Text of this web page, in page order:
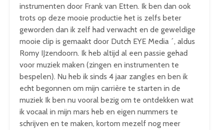
instrumenten door Frank van Etten. Ik ben dan ook
trots op deze mooie productie het is zelfs beter
geworden dan ik zelf had verwacht en de geweldige
mooie clip is gemaakt door Dutch EYE Media ´, aldus
Romy IJzendoorn. Ik heb altijd al een passie gehad
voor muziek maken (zingen en instrumenten te
bespelen). Nu heb ik sinds 4 jaar zangles en ben ik
echt begonnen om mijn carrière te starten in de
muziek Ik ben nu vooral bezig om te ontdekken wat
ik vocaal in mijn mars heb en eigen nummers te
schrijven en te maken, kortom mezelf nog meer